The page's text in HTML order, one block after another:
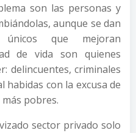
son las personas y
aunque se dan
que mejoran
de vida son quienes
delincuentes, criminales
con la excusa de
pobres.
sector privado solo